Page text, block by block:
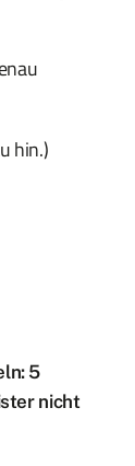
hin.)
5
nicht